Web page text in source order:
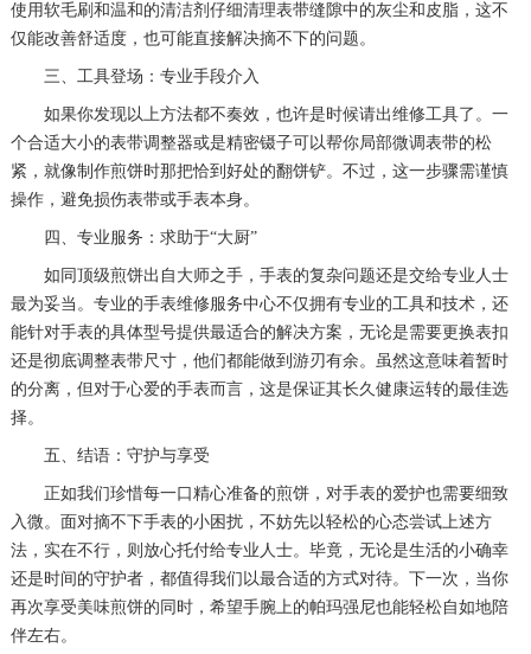
使用软毛刷和温和的清洁剂仔细清理表带缝隙中的灰尘和皮脂，这不
仅能改善舒适度，也可能直接解决摘不下的问题。
三、工具登场：专业手段介入
如果你发现以上方法都不奏效，也许是时候请出维修工具了。一
个合适大小的表带调整器或是精密镊子可以帮你局部微调表带的松
紧，就像制作煎饼时那把恰到好处的翻饼铲。不过，这一步骤需谨慎
操作，避免损伤表带或手表本身。
四、专业服务：求助于“大厨”
如同顶级煎饼出自大师之手，手表的复杂问题还是交给专业人士
最为妥当。专业的手表维修服务中心不仅拥有专业的工具和技术，还
能针对手表的具体型号提供最适合的解决方案，无论是需要更换表扣
还是彻底调整表带尺寸，他们都能做到游刃有余。虽然这意味着暂时
的分离，但对于心爱的手表而言，这是保证其长久健康运转的最佳选
择。
五、结语：守护与享受
正如我们珍惜每一口精心准备的煎饼，对手表的爱护也需要细致
入微。面对摘不下手表的小困扰，不妨先以轻松的心态尝试上述方
法，实在不行，则放心托付给专业人士。毕竟，无论是生活的小确幸
还是时间的守护者，都值得我们以最合适的方式对待。下一次，当你
再次享受美味煎饼的同时，希望手腕上的帕玛强尼也能轻松自如地陪
伴左右。